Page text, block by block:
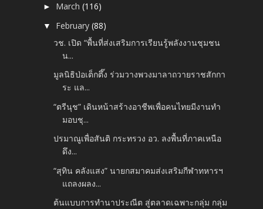
► March(116)
▼ February(88)
วช. เปิด “พื้นที่ส่งเสริมการเรียนรู้พลังงานชุมชน
น...
มูลนิธิป่อเต็กตึ๊ง ร่วมวางพวงมาลาถวายราชสักกา
ระ แล...
“ตรีนุช” เดินหน้าสร้างอาชีพเพื่อคนไทยมีงานทำ
มอบชุ...
ปรมาณูเพื่อสันติ กระทรวง อว. ลงพื้นที่ภาคเหนือ
ดึง...
“สุทิน คลังแสง” นายกสมาคมส่งเสริมกีฬาทหารฯ
แถลงผลง...
ต้นแบบการทำนาประณีต สู่ตลาดเฉพาะกลุ่ม กลุ่ม